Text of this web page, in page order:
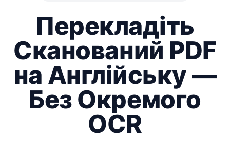
Перекладіть
Сканований PDF
на Англійську —
Без Окремого
OCR